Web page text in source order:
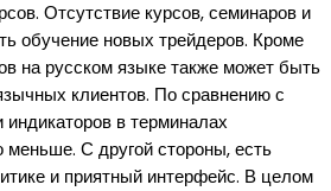
Отсутствие курсов, семинаров и
обучение новых трейдеров. Кроме
на русском языке также может быть
клиентов. По сравнению с
в терминалах
С другой стороны, есть
и приятный интерфейс. В целом